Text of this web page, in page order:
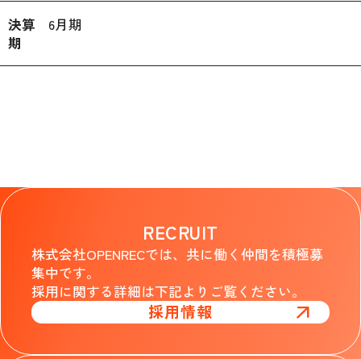
決算
期
6月期
RECRUIT
株式会社OPENRECでは、共に働く仲間を積極募
集中です。
採用に関する詳細は下記よりご覧ください。
採用情報